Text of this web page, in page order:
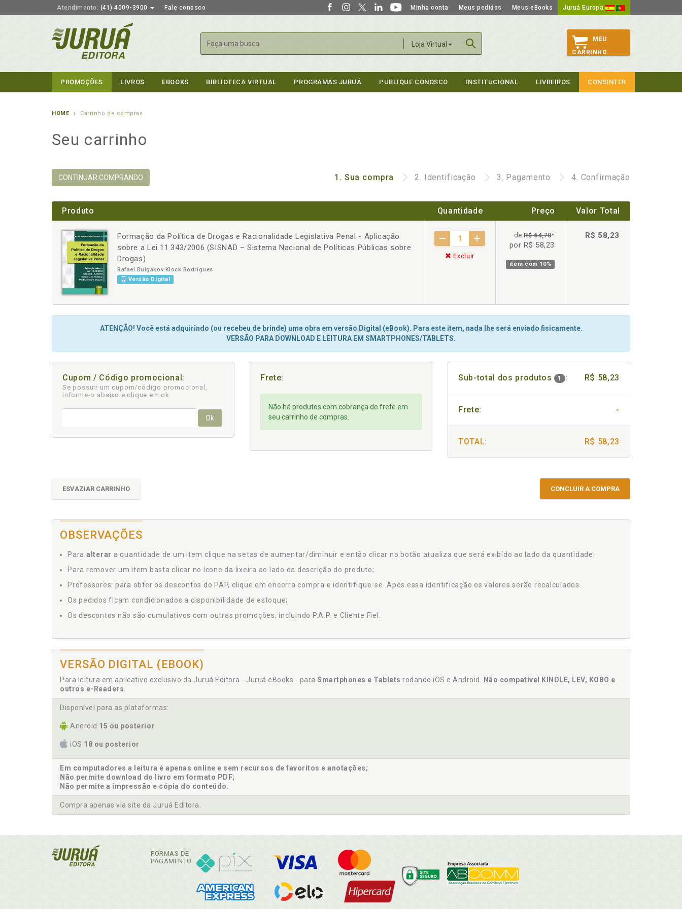
Atendimento: (41) 4009-3900 Fale conosco Minha conta Meus pedidos Meus eBooks Juruá Europa
Loja Virtual
Buscar
MEU
CARRINHO
PROMOÇÕES LIVROS EBOOKS BIBLIOTECA VIRTUAL PROGRAMAS JURUÁ PUBLIQUE CONOSCO INSTITUCIONAL LIVREIROS CONSINTER
HOME Carrinho de compras
Seu carrinho
CONTINUAR COMPRANDO 1. Sua compra 2. Identificação 3. Pagamento 4. Confirmação
Produto Quantidade Preço Valor Total
Formação da Política de Drogas e Racionalidade Legislativa Penal - Aplicação
sobre a Lei 11.343/2006 (SISNAD – Sistema Nacional de Políticas Públicas sobre
Drogas)
Rafael Bulgakov Klock Rodrigues
Versão Digital
- +
Excluir
deR$ 64,70*
por R$ 58,23
item com 10%
R$ 58,23
ATENÇÃO! Você está adquirindo (ou recebeu de brinde) uma obra em versão Digital (eBook). Para este item, nada lhe será enviado fisicamente.
VERSÃO PARA DOWNLOAD E LEITURA EM SMARTPHONES/TABLETS.
Cupom / Código promocional:
Se possuir um cupom/código promocional,
informe-o abaixo e clique em ok
Ok
Frete:
Não há produtos com cobrança de frete em
seu carrinho de compras.
Sub-total dos produtos 1 : R$ 58,23
Frete: -
TOTAL: R$ 58,23
ESVAZIAR CARRINHO CONCLUIR A COMPRA
OBSERVAÇÕES
Para alterar a quantidade de um item clique na setas de aumentar/diminuir e então clicar no botão atualiza que será exibido ao lado da quantidade;
Para remover um item basta clicar no ícone da lixeira ao lado da descrição do produto;
Professores: para obter os descontos do PAP, clique em encerra compra e identifique-se. Após essa identificação os valores serão recalculados.
Os pedidos ficam condicionados a disponibilidade de estoque;
Os descontos não são cumulativos com outras promoções, incluindo P.A.P. e Cliente Fiel.
VERSÃO DIGITAL (EBOOK)
Para leitura em aplicativo exclusivo da Juruá Editora - Juruá eBooks - para Smartphones e Tablets rodando iOS e Android.
Não compatível KINDLE, LEV, KOBO e
outros e-Readers
Disponível para as plataformas:
Android 15 ou posterior
iOS 18 ou posterior
Em computadores a leitura é apenas online e sem recursos de favoritos e anotações;
Não permite download do livro em formato PDF;
Não permite a impressão e cópia do conteúdo.
Compra apenas via site da Juruá Editora.
FORMAS DE
PAGAMENTO